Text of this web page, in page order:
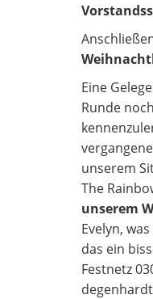
Eine
Runde
unserem
The
unserem
Evelyn,
das ein
Festnetz